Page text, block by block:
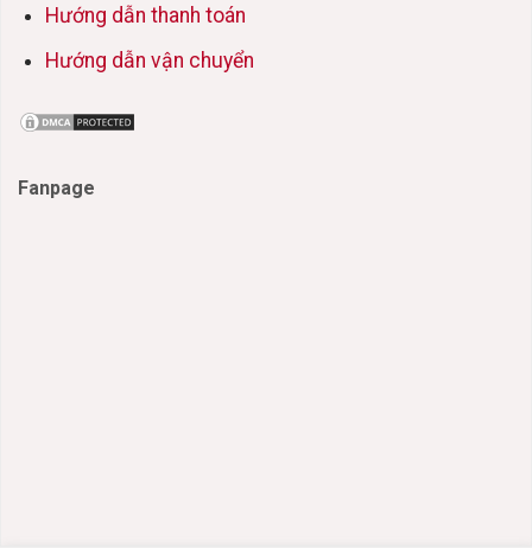
Hướng dẫn thanh toán
Hướng dẫn vận chuyển
Fanpage